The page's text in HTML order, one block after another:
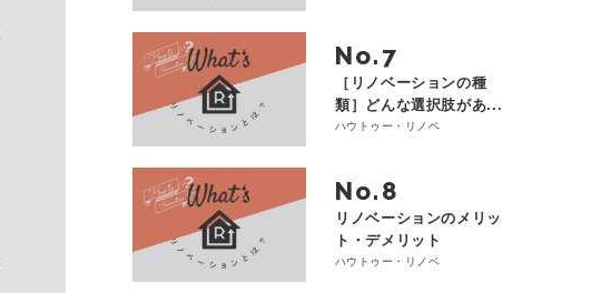
No.
［リノベーションの種
類］どんな選択肢があ...
ハウトゥー・リノベ
No.
リノベーションのメリッ
ト・デメリット
ハウトゥー・リノベ